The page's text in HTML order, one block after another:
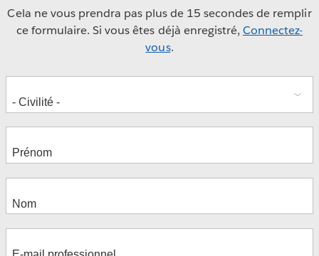
Cela ne vous prendra pas plus de 15 secondes de remplir
ce formulaire. Si vous êtes déjà enregistré, Connectez-
vous.